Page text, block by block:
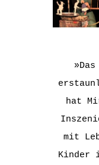
hat
mit
Kinder